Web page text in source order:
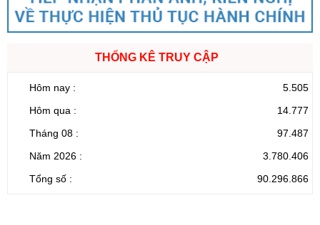
THỐNG KÊ TRUY CẬP
Hôm nay :
5.505
Hôm qua :
14.777
Tháng 08 :
97.487
Năm 2026 :
3.780.406
Tổng số :
90.296.866